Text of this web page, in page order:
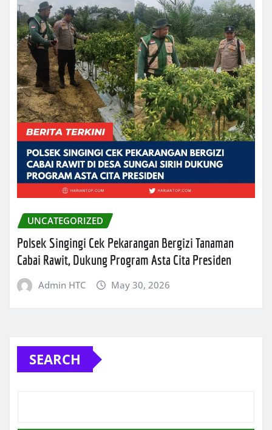
UNCATEGORIZED
Polsek Singingi Cek Pekarangan Bergizi Tanaman
Cabai Rawit, Dukung Program Asta Cita Presiden
Admin HTC May 30, 2026
SEARCH